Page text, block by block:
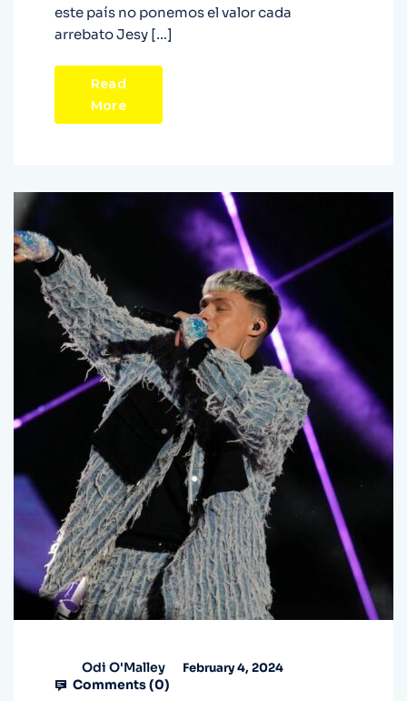
este país no ponemos el valor cada
arrebato Jesy […]
Read
More
Odi O'Malley February 4, 2024
Comments (0)